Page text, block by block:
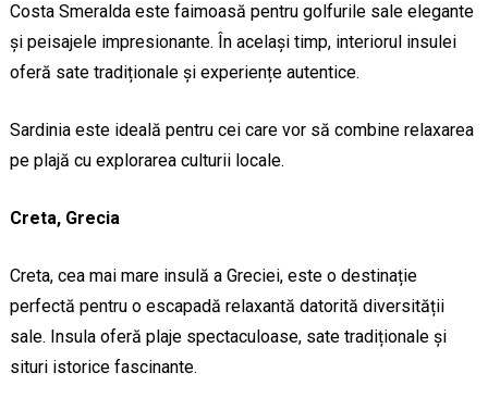
Costa Smeralda este faimoasă pentru golfurile sale elegante
și peisajele impresionante. În același timp, interiorul insulei
oferă sate tradiționale și experiențe autentice.
Sardinia este ideală pentru cei care vor să combine relaxarea
pe plajă cu explorarea culturii locale.
Creta, Grecia
Creta, cea mai mare insulă a Greciei, este o destinație
perfectă pentru o escapadă relaxantă datorită diversității
sale. Insula oferă plaje spectaculoase, sate tradiționale și
situri istorice fascinante.